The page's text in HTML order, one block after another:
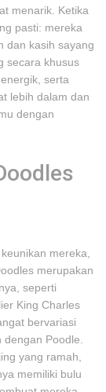
menarik. Ketika
pasti: mereka
dan kasih sayang
secara khusus
serta
lebih dalam dan
dengan
mereka,
merupakan
seperti
King Charles
bervariasi
Poodle.
yang ramah,
memiliki bulu